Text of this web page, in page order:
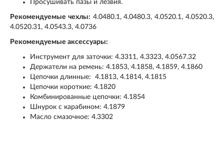
Просушивать пазы и лезвия.
Рекомендуемые чехлы: 4.0480.1, 4.0480.3, 4.0520.1, 4.0520.3,
4.0520.31, 4.0543.3, 4.0736
Рекомендуемые аксессуары:
Инструмент для заточки: 4.3311, 4.3323, 4.0567.32
Держатели на ремень: 4.1853, 4.1858, 4.1859, 4.1860
Цепочки длинные: 4.1813, 4.1814, 4.1815
Цепочки короткие: 4.1820
Комбинированные цепочки: 4.1854
Шнурок с карабином: 4.1879
Масло смазочное: 4.3302